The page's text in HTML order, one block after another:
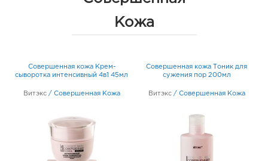
308009, Белгородская обл, г Белгород, ул Попова,
308036, Белгородская обл, г Белгород, ул Конева,
График работы:
Белгород ГРИНН: 541.0 руб.
Кожа
Совершенная кожа Крем-
сыворотка интенсивный 4в1 45мл
Витэкс / Совершенная Кожа
Совершенная кожа Тоник для
сужения пор 200мл
Витэкс / Совершенная Кожа